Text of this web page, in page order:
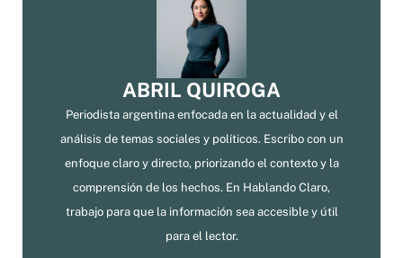
ABRIL QUIROGA
Periodista argentina enfocada en la actualidad y el
análisis de temas sociales y políticos. Escribo con un
enfoque claro y directo, priorizando el contexto y la
comprensión de los hechos. En Hablando Claro,
trabajo para que la información sea accesible y útil
para el lector.